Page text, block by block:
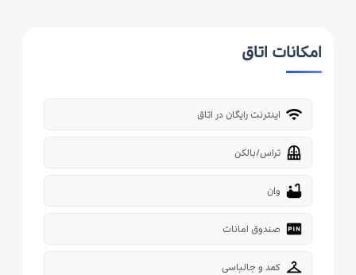
امکانات اتاق
wifi اینترنت رایگان در اتاق
balcony تراس/بالکن
bathtub وان
fiber_pin صندوق امانات
checkroom کمد و جالباسی